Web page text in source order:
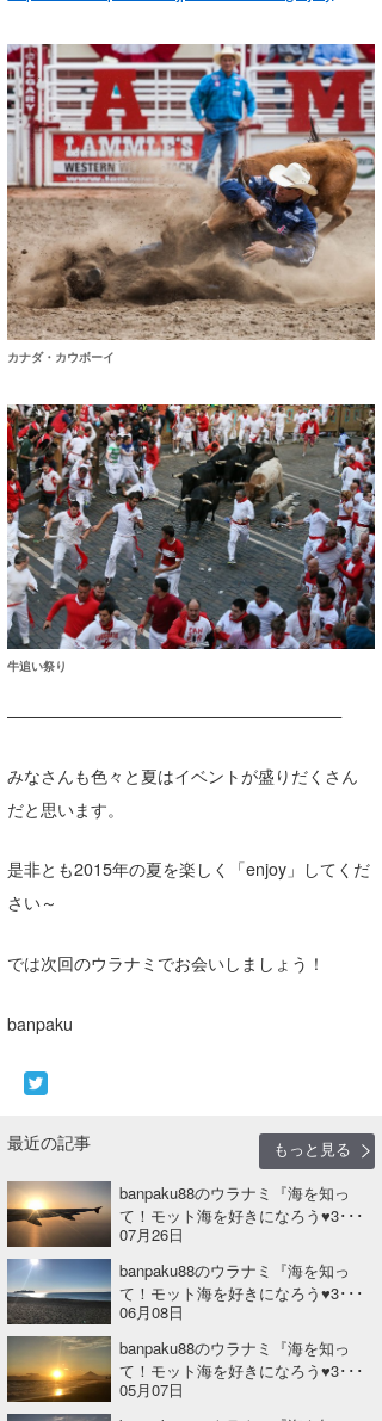
カナダ・カウボーイ
牛追い祭り
————————————————————
みなさんも色々と夏はイベントが盛りだくさん
だと思います。
是非とも2015年の夏を楽しく「enjoy」してくだ
さい～
では次回のウラナミでお会いしましょう！
banpaku
最近の記事
もっと見る
banpaku88のウラナミ『海を知っ
て！モット海を好きになろう♥3･･･
07月26日
banpaku88のウラナミ『海を知っ
て！モット海を好きになろう♥3･･･
06月08日
banpaku88のウラナミ『海を知っ
て！モット海を好きになろう♥3･･･
05月07日